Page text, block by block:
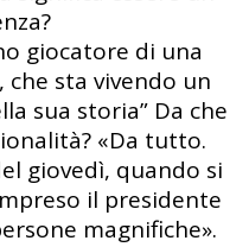
giocatore di una
sta vivendo un
sua storia” Da che
«Da tutto.
giovedì, quando si
il presidente
magnifiche».